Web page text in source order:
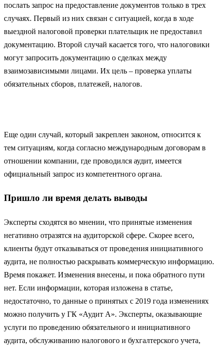
послать запрос на предоставление документов только в трех
случаях. Первый из них связан с ситуацией, когда в ходе
выездной налоговой проверки плательщик не предоставил
документацию. Второй случай касается того, что налоговики
могут запросить документацию о сделках между
взаимозависимыми лицами. Их цель – проверка уплаты
обязательных сборов, платежей, налогов.
Еще один случай, который закреплен законом, относится к
тем ситуациям, когда согласно международным договорам в
отношении компании, где проводился аудит, имеется
официальный запрос из компетентного органа.
Пришло ли время делать выводы
Эксперты сходятся во мнении, что принятые изменения
негативно отразятся на аудиторской сфере. Скорее всего,
клиенты будут отказываться от проведения инициативного
аудита, не полностью раскрывать коммерческую информацию.
Время покажет. Изменения внесены, и пока обратного пути
нет. Если информации, которая изложена в статье,
недостаточно, то данные о принятых с 2019 года изменениях
можно получить у ГК «Аудит А». Эксперты, оказывающие
услуги по проведению обязательного и инициативного
аудита, обслуживанию налогового и бухгалтерского учета,